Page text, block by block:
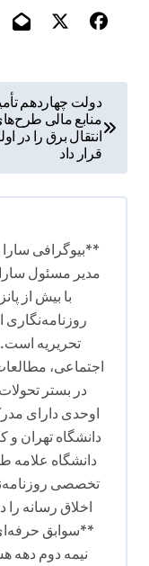
دولت چهاردهم
منابع مالی
انتقال برق را در
قرار داد
**بیوگرافی
مدیر مسئول
با بیش از
تحریریه
اجتماعی،
در بستر
اوحدی دارای
دانشگاه تهران و
دانشگاه علامه
تخصصی
اخلاق رسانه
**سوابق
نیمه دوم دهه